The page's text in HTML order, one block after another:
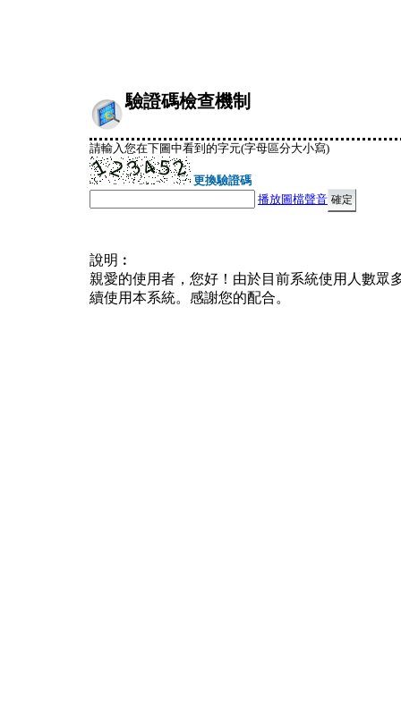
驗證碼檢查機制
請輸入您在下圖中看到的字元(字母區分大小寫)
更換驗證碼
播放圖檔聲音
說明︰
親愛的使用者，您好！由於目前系統使用人數眾
續使用本系統。感謝您的配合。